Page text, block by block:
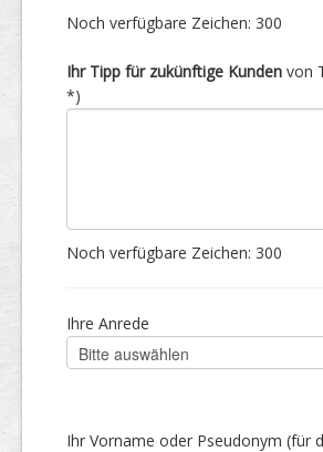
Noch verfügbare Zeichen: 300
Ihr Tipp für zukünftige Kunden von
*)
Noch verfügbare Zeichen: 300
Ihre Anrede
Ihr Vorname oder Pseudonym (für